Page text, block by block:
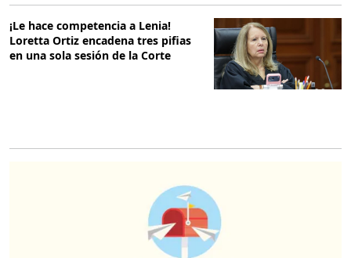
¡Le hace competencia a Lenia!
Loretta Ortiz encadena tres pifias
en una sola sesión de la Corte